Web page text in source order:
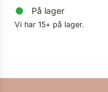
På lager
Vi har 15+ på lager.